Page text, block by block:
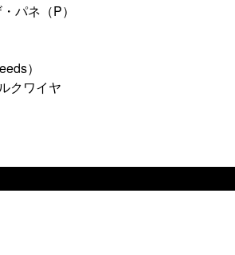
パネ（P）
）
）
クワイヤ